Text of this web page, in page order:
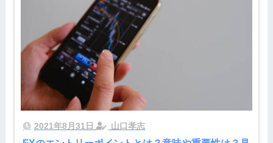
2021年8月31日 山口孝志